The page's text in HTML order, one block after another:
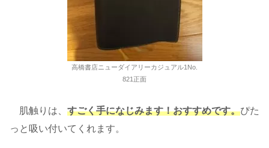
高橋書店ニューダイアリーカジュアル1No.
821正面
肌触りは、 すごく手になじみます！おすすめです。ぴた
っと吸い付いてくれます。